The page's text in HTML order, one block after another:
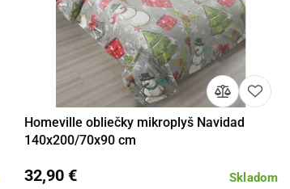
Detail Do košíka
Homeville obliečky mikroplyš Navidad
140x200/70x90 cm
Skladom
32,90 €